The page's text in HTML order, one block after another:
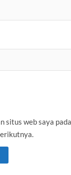
situs web saya